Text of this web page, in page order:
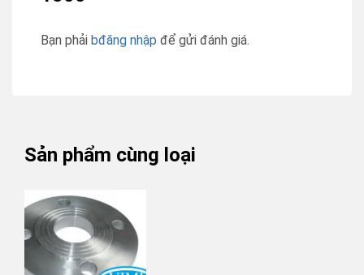
Bạn phải bđăng nhập để gửi đánh giá.
Sản phẩm cùng loại